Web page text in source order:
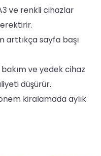
ve renkli cihazlar
arttıkça sayfa başı
ve yedek cihaz
düşürür.
kiralamada aylık